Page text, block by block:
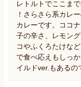
レトルトでここま
！さらさら系カレ
カレーです。ココ
子の辛さ、レモン
コやふくろたけな
で食べ応えもしっ
イルドver.もあるの